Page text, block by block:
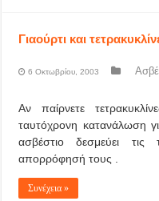
Γιαούρτι και
6 Οκτωβρίου, 2003
Αν παίρνετε
ταυτόχρονη κατανάλωση
ασβέστιο δεσμεύει τις
απορρόφησή τους .
Συνέχεια »